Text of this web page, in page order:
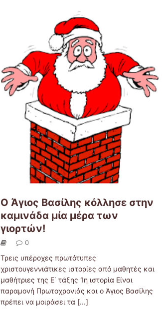
Ο Άγιος Βασίλης κόλλησε στην
καμινάδα μία μέρα των
γιορτών!
0
Τρεις υπέροχες πρωτότυπες
χριστουγεννιάτικες ιστορίες από μαθητές και
μαθήτριες της Ε΄ τάξης 1η ιστορία Είναι
παραμονή Πρωτοχρονιάς και ο Άγιος Βασίλης
πρέπει να μοιράσει τα [...]